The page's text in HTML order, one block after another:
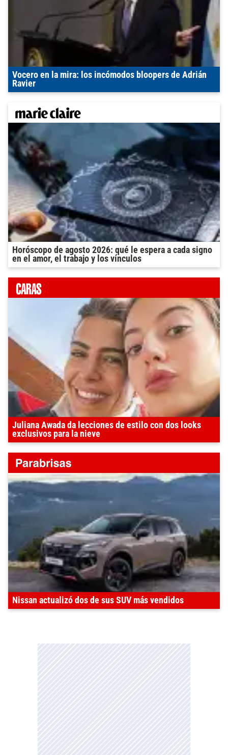
Vocero en la mira: los incómodos bloopers de Adrián
Ravier
Horóscopo de agosto 2026: qué le espera a cada signo
en el amor, el trabajo y los vínculos
Juliana Awada da lecciones de estilo con dos looks
exclusivos para la nieve
Nissan actualizó dos de sus SUV más vendidos